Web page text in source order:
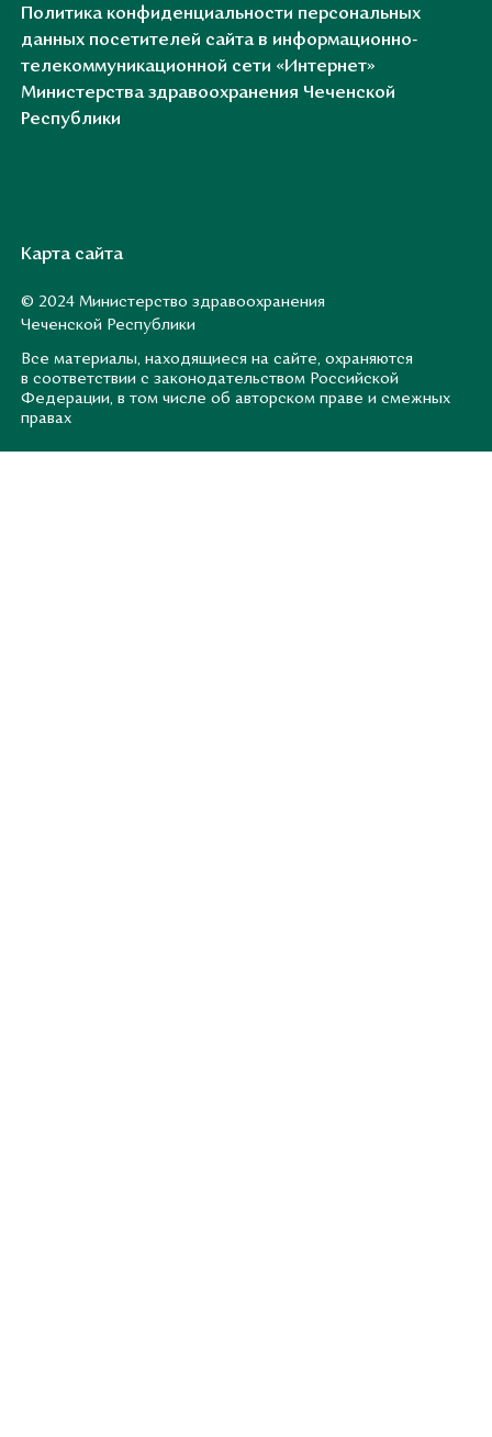
Карта сайта
Политика конфиденциальности персональных
данных посетителей сайта в информационно-
телекоммуникационной сети «Интернет»
Министерства здравоохранения Чеченской
Республики
Все материалы, находящиеся на сайте, охраняются
в соответствии с законодательством Российской
Федерации, в том числе об авторском праве и смежных
правах
© 2024 Министерство здравоохранения
Чеченской Республики